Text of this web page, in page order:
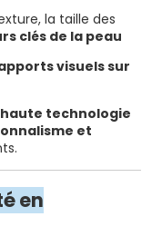
la taille des
clés de la peau
visuels sur
technologie
et
en